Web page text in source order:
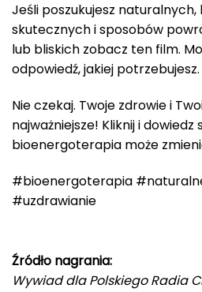
Jeśli poszukujesz
skutecznych i sposobów
lub bliskich zobacz ten film.
odpowiedź, jakiej potrzebujesz.
Nie czekaj. Twoje zdrowie i
najważniejsze! Kliknij i dowiedz
bioenergoterapia może
#bioenergoterapia
#uzdrawianie
Źródło nagrania:
Wywiad dla Polskiego Radia